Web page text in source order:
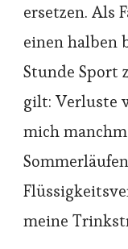
ersetzen. Als
einen halben
Stunde Sport
gilt: Verluste
mich
meine